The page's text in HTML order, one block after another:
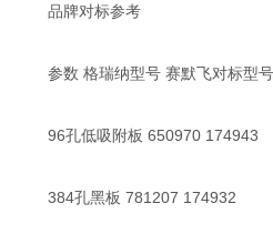
品牌对标参考‌
参数‌ ‌格瑞纳型号‌ ‌赛默飞对标型号‌
96孔低吸附板 650970 174943
384孔黑板 781207 174932 ‌